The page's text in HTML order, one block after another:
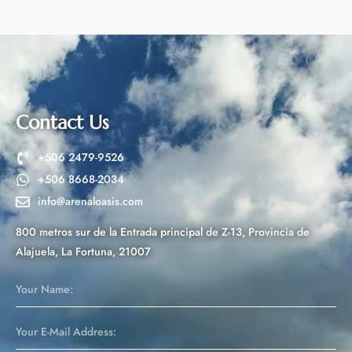
n
a
t
i
v
e
:
Contact Us
+506 2479-9526
+506 8668-2034
info@arenaloasis.com
800 metros sur de la Entrada principal de Z-13, Provincia de
Alajuela, La Fortuna, 21007